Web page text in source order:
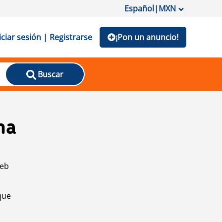
Español|MXN
sesión | Registrarse ¡Pon un anuncio!
Buscar